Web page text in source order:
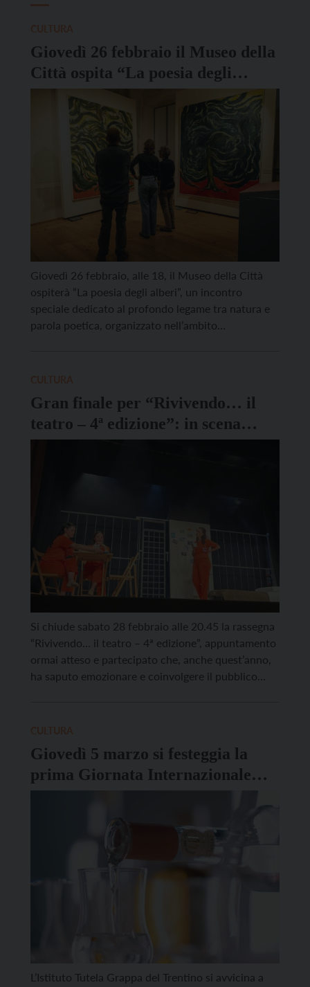
Giovedì 26 febbraio il Museo della
Città ospita “La poesia degli
alberi”
Giovedì 26 febbraio, alle 18, il Museo della Città
ospiterà “La poesia degli alberi”, un incontro
speciale dedicato al profondo legame tra natura e
parola poetica, organizzato nell’ambito
dal […]
Gran finale per “Rivivendo… il
teatro – 4ª edizione”: in scena
“Rosso di sera” con l’Associazione
Si chiude sabato 28 febbraio alle 20.45 la rassegna
“Rivivendo… il teatro – 4ª edizione”, appuntamento
ormai atteso e partecipato che, anche quest’anno,
ha saputo emozionare e coinvolgere il pubblico
Giovedì 5 marzo si festeggia la
prima Giornata Internazionale
della Grappa
L’Istituto Tutela Grappa del Trentino si avvicina a